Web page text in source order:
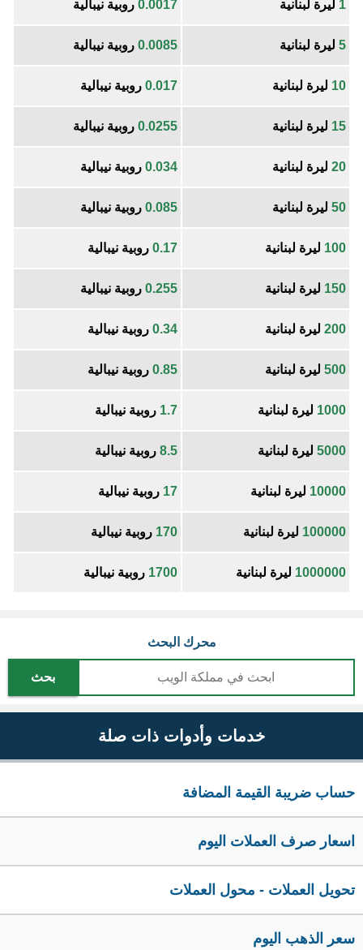
1 ليرة لبنانية 0.0017 روبية نيبالية
5 ليرة لبنانية 0.0085 روبية نيبالية
10 ليرة لبنانية 0.017 روبية نيبالية
15 ليرة لبنانية 0.0255 روبية نيبالية
20 ليرة لبنانية 0.034 روبية نيبالية
50 ليرة لبنانية 0.085 روبية نيبالية
100 ليرة لبنانية 0.17 روبية نيبالية
150 ليرة لبنانية 0.255 روبية نيبالية
200 ليرة لبنانية 0.34 روبية نيبالية
500 ليرة لبنانية 0.85 روبية نيبالية
1000 ليرة لبنانية 1.7 روبية نيبالية
5000 ليرة لبنانية 8.5 روبية نيبالية
10000 ليرة لبنانية 17 روبية نيبالية
100000 ليرة لبنانية 170 روبية نيبالية
1000000 ليرة لبنانية 1700 روبية نيبالية
محرك البحث
بحث
خدمات وأدوات ذات صلة
حساب ضريبة القيمة المضافة
اسعار صرف العملات اليوم
تحويل العملات - محول العملات
سعر الذهب اليوم